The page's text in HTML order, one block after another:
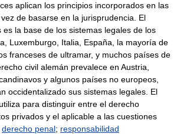
aplican los principios incorporados en las
de basarse en la jurisprudencia. El
es la base de los sistemas legales de los
Luxemburgo, Italia, España, la mayoría de
franceses de ultramar, y muchos países de
civil alemán prevalece en Austria,
y algunos países no europeos,
occidentalizado sus sistemas legales. El
para distinguir entre el derecho
privados y el aplicable a las cuestiones
derecho penal; responsabilidad